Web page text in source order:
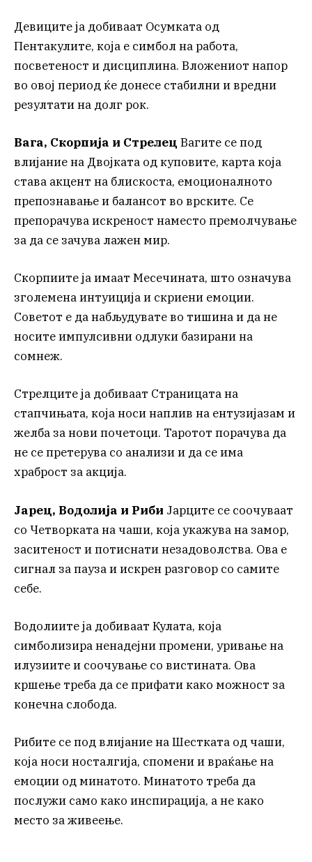
Девиците ја добиваат Осумката од
Пентакулите, која е симбол на работа,
посветеност и дисциплина. Вложениот напор
во овој период ќе донесе стабилни и вредни
резултати на долг рок.
Вага, Скорпија и Стрелец Вагите се под
влијание на Двојката од куповите, карта која
става акцент на блискоста, емоционалното
препознавање и балансот во врските. Се
препорачува искреност наместо премолчување
за да се зачува лажен мир.
Скорпиите ја имаат Месечината, што означува
зголемена интуиција и скриени емоции.
Советот е да набљудувате во тишина и да не
носите импулсивни одлуки базирани на
сомнеж.
Стрелците ја добиваат Страницата на
стапчињата, која носи наплив на ентузијазам и
желба за нови почетоци. Таротот порачува да
не се претерува со анализи и да се има
храброст за акција.
Јарец, Водолија и Риби Јарците се соочуваат
со Четворката на чаши, која укажува на замор,
заситеност и потиснати незадоволства. Ова е
сигнал за пауза и искрен разговор со самите
себе.
Водолиите ја добиваат Кулата, која
симболизира ненадејни промени, уривање на
илузиите и соочување со вистината. Ова
кршење треба да се прифати како можност за
конечна слобода.
Рибите се под влијание на Шестката од чаши,
која носи носталгија, спомени и враќање на
емоции од минатото. Минатото треба да
послужи само како инспирација, а не како
место за живеење.